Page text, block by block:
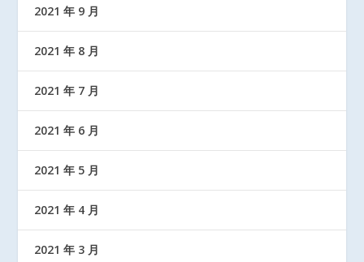
2021 年 9 月
2021 年 8 月
2021 年 7 月
2021 年 6 月
2021 年 5 月
2021 年 4 月
2021 年 3 月